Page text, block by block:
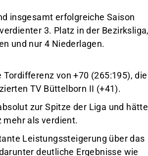
insgesamt erfolgreiche Saison
3. Platz in der Bezirksliga,
und nur 4 Niederlagen.
von +70 (265:195), die
TV Büttelborn II (+41).
zur Spitze der Liga und hätte
als verdient.
Leistungssteigerung über das
deutliche Ergebnisse wie